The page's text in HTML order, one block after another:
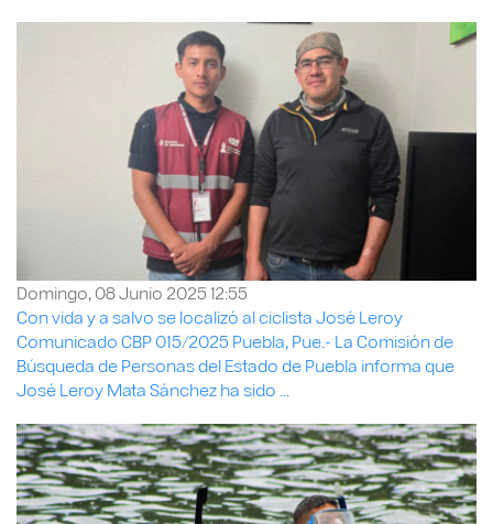
Domingo, 08 Junio 2025 12:55
Con vida y a salvo se localizó al ciclista José Leroy
Comunicado CBP 015/2025 Puebla, Pue.- La Comisión de
Búsqueda de Personas del Estado de Puebla informa que
José Leroy Mata Sánchez ha sido ...